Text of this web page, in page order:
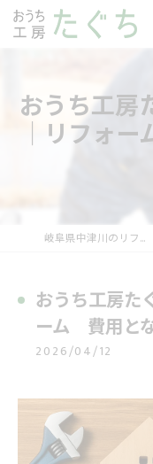
おうち工房
｜リフォ
岐阜県中津川のリフォームならおうち工房たぐち
おうち工房た
ーム 費用と
2026/04/12